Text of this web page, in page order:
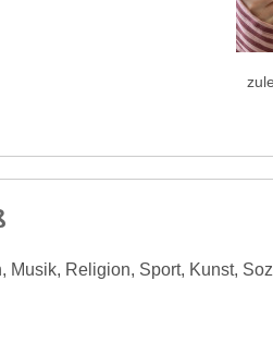
Musik, Religion, Sport, Kunst,